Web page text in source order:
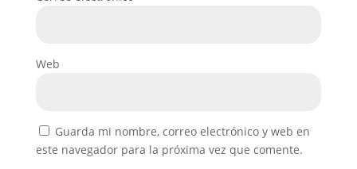
Web
Guarda mi nombre, correo electrónico y web en
este navegador para la próxima vez que comente.